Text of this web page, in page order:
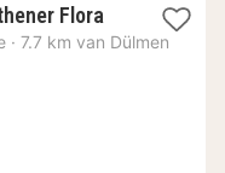
Flora1
nacht
· 7.7 km van Dülmen